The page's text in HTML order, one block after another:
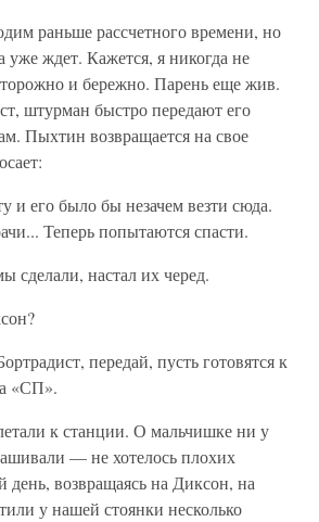
раньше рассчетного времени, но
уже ждет. Кажется, я никогда не
и бережно. Парень еще жив.
штурман быстро передают его
Пыхтин возвращается на свое
и его было бы незачем везти сюда.
Теперь попытаются спасти.
сделали, настал их черед.
передай, пусть готовятся к
«СП».
к станции. О мальчишке ни у
— не хотелось плохих
день, возвращаясь на Диксон, на
у нашей стоянки несколько